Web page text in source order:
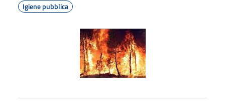
Igiene pubblica